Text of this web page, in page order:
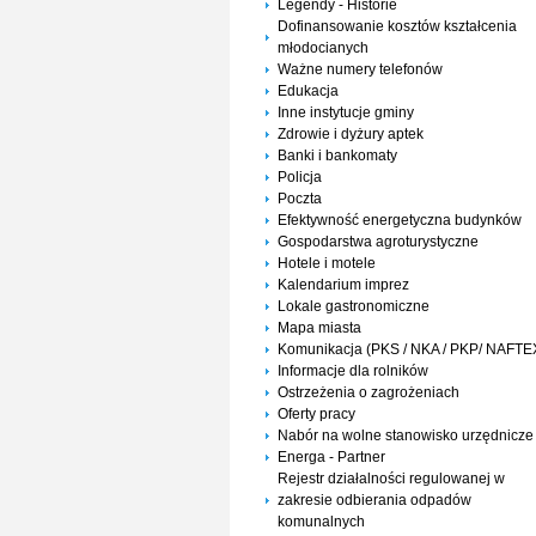
Legendy - Historie
Dofinansowanie kosztów kształcenia
młodocianych
Ważne numery telefonów
Edukacja
Inne instytucje gminy
Zdrowie i dyżury aptek
Banki i bankomaty
Policja
Poczta
Efektywność energetyczna budynków
Gospodarstwa agroturystyczne
Hotele i motele
Kalendarium imprez
Lokale gastronomiczne
Mapa miasta
Komunikacja (PKS / NKA / PKP/
Informacje dla rolników
Ostrzeżenia o zagrożeniach
Oferty pracy
Nabór na wolne stanowisko urzędnicze
Energa - Partner
Rejestr działalności regulowanej w
zakresie odbierania odpadów
komunalnych